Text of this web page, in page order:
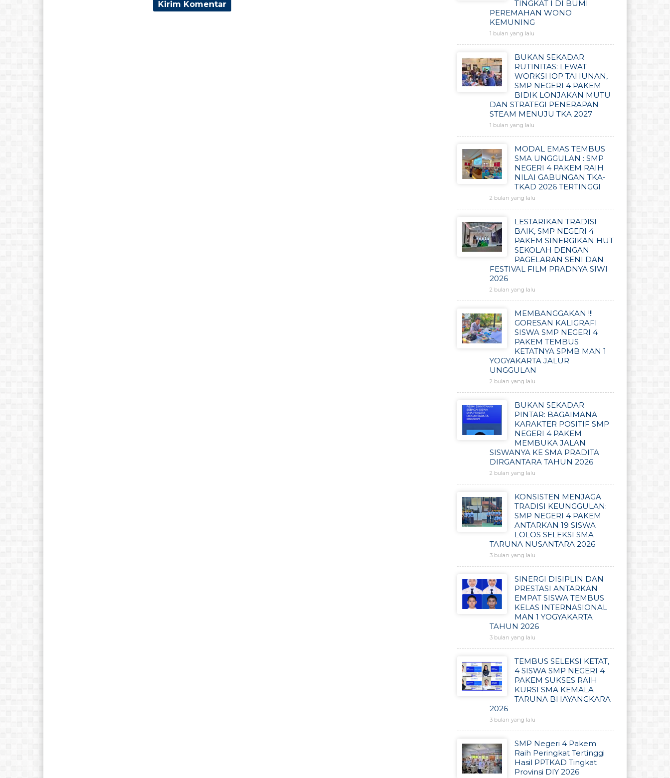
TINGKAT I DI BUMI
PEREMAHAN WONO
KEMUNING
1 bulan yang lalu
BUKAN SEKADAR
RUTINITAS: LEWAT
WORKSHOP TAHUNAN,
SMP NEGERI 4 PAKEM
BIDIK LONJAKAN MUTU
DAN STRATEGI PENERAPAN
STEAM MENUJU TKA 2027
1 bulan yang lalu
MODAL EMAS TEMBUS
SMA UNGGULAN : SMP
NEGERI 4 PAKEM RAIH
NILAI GABUNGAN TKA-
TKAD 2026 TERTINGGI
2 bulan yang lalu
LESTARIKAN TRADISI
BAIK, SMP NEGERI 4
PAKEM SINERGIKAN HUT
SEKOLAH DENGAN
PAGELARAN SENI DAN
FESTIVAL FILM PRADNYA SIWI
2026
2 bulan yang lalu
MEMBANGGAKAN !!!
GORESAN KALIGRAFI
SISWA SMP NEGERI 4
PAKEM TEMBUS
KETATNYA SPMB MAN 1
YOGYAKARTA JALUR
UNGGULAN
2 bulan yang lalu
BUKAN SEKADAR
PINTAR: BAGAIMANA
KARAKTER POSITIF SMP
NEGERI 4 PAKEM
MEMBUKA JALAN
SISWANYA KE SMA PRADITA
DIRGANTARA TAHUN 2026
2 bulan yang lalu
KONSISTEN MENJAGA
TRADISI KEUNGGULAN:
SMP NEGERI 4 PAKEM
ANTARKAN 19 SISWA
LOLOS SELEKSI SMA
TARUNA NUSANTARA 2026
3 bulan yang lalu
SINERGI DISIPLIN DAN
PRESTASI ANTARKAN
EMPAT SISWA TEMBUS
KELAS INTERNASIONAL
MAN 1 YOGYAKARTA
TAHUN 2026
3 bulan yang lalu
TEMBUS SELEKSI KETAT,
4 SISWA SMP NEGERI 4
PAKEM SUKSES RAIH
KURSI SMA KEMALA
TARUNA BHAYANGKARA
2026
3 bulan yang lalu
SMP Negeri 4 Pakem
Raih Peringkat Tertinggi
Hasil PPTKAD Tingkat
Provinsi DIY 2026